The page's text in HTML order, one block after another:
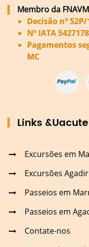
Membro da
Decisão nº 52P/
Nº IATA
Pagamentos
MC
Links
Excursões em
Excursões Agadir
Passeios em
Passeios em
Contate-nos